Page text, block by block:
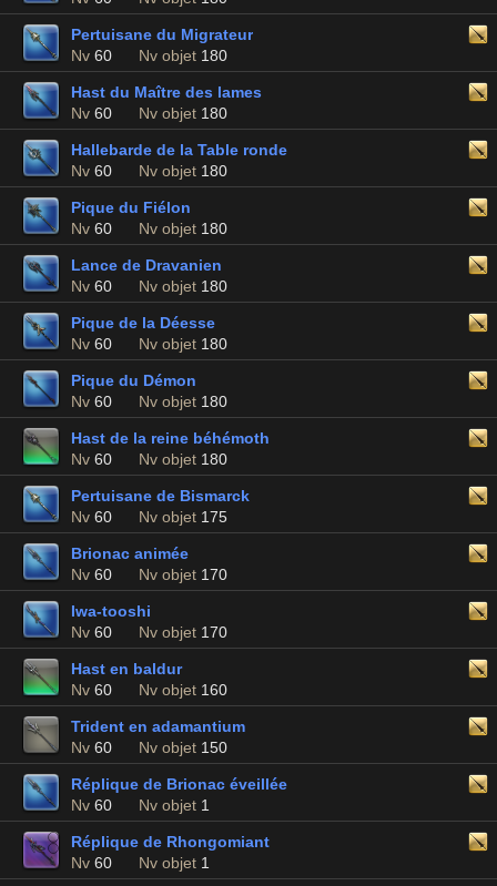
Pertuisane du Migrateur
Nv 60 Nv objet 180
Hast du Maître des lames
Nv 60 Nv objet 180
Hallebarde de la Table ronde
Nv 60 Nv objet 180
Pique du Fiélon
Nv 60 Nv objet 180
Lance de Dravanien
Nv 60 Nv objet 180
Pique de la Déesse
Nv 60 Nv objet 180
Pique du Démon
Nv 60 Nv objet 180
Hast de la reine béhémoth
Nv 60 Nv objet 180
Pertuisane de Bismarck
Nv 60 Nv objet 175
Brionac animée
Nv 60 Nv objet 170
Iwa-tooshi
Nv 60 Nv objet 170
Hast en baldur
Nv 60 Nv objet 160
Trident en adamantium
Nv 60 Nv objet 150
Réplique de Brionac éveillée
Nv 60 Nv objet 1
Réplique de Rhongomiant
Nv 60 Nv objet 1